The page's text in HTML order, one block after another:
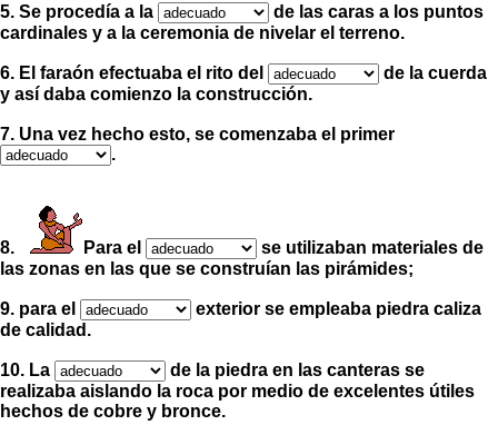
5. Se procedía a la
de las caras a los puntos
cardinales y a la ceremonia de nivelar el terreno.
6. El faraón efectuaba el rito del
de la cuerda
y así daba comienzo la construcción.
7. Una vez hecho esto, se comenzaba el primer
.
8. Para el
se utilizaban materiales de
las zonas en las que se construían las pirámides;
9. para el
exterior se empleaba piedra caliza
de calidad.
10. La
de la piedra en las canteras se
realizaba aislando la roca por medio de excelentes útiles
hechos de cobre y bronce.